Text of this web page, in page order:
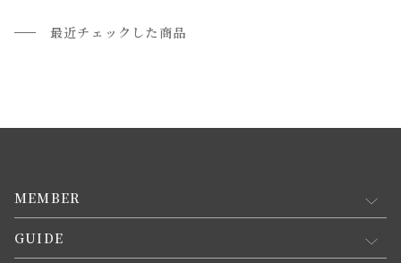
最近チェックした商品
MEMBER
マイページ
GUIDE